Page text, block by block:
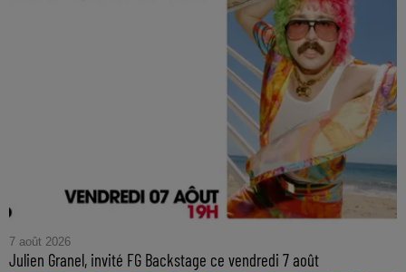
7 août 2026
Julien Granel, invité FG Backstage ce vendredi 7 août